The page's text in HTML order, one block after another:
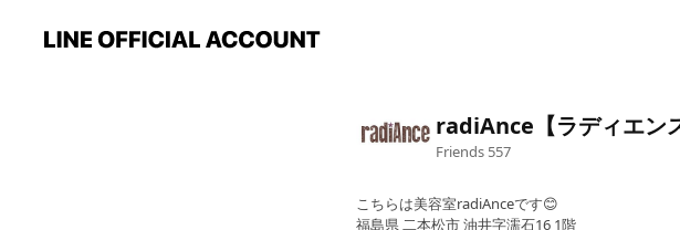
radiAnce【ラディエン
Friends 557
こちらは美容室radiAnceです😊
福島県 二本松市 油井字濡石16 1階